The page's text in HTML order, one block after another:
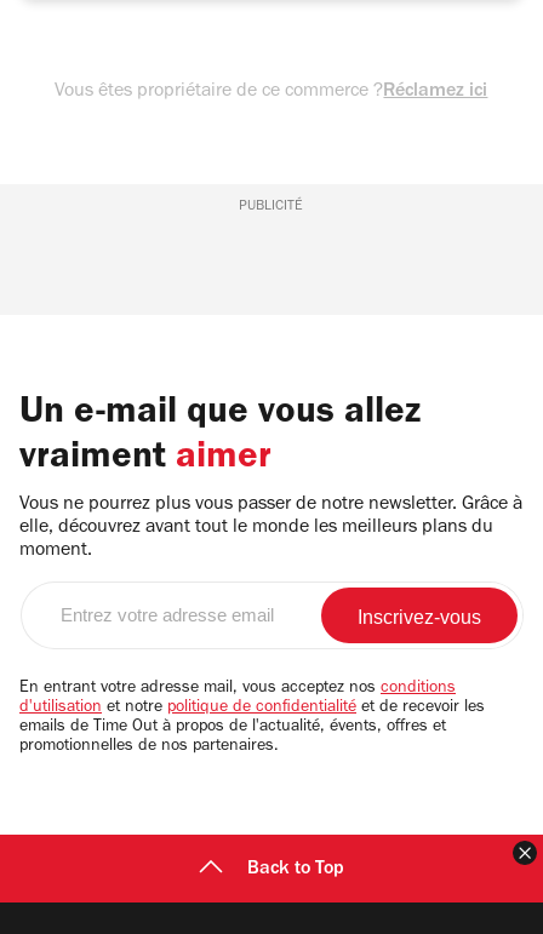
Vous êtes propriétaire de ce commerce ?Réclamez ici
PUBLICITÉ
Un e-mail que vous allez
vraiment aimer
Vous ne pourrez plus vous passer de notre newsletter. Grâce à
elle, découvrez avant tout le monde les meilleurs plans du
moment.
email
En entrant votre adresse mail, vous acceptez nos conditions
d'utilisation et notre politique de confidentialité et de recevoir les
emails de Time Out à propos de l'actualité, évents, offres et
promotionnelles de nos partenaires.
Back to Top